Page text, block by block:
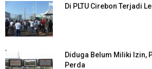
Di PLTU Cirebon Terjadi
Diduga Belum Miliki Izin,
Perda